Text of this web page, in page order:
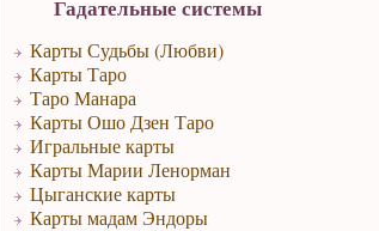
Гадательные системы
Карты Судьбы (Любви)
Карты Таро
Таро Манара
Карты Ошо Дзен Таро
Игральные карты
Карты Марии Ленорман
Цыганские карты
Карты мадам Эндоры